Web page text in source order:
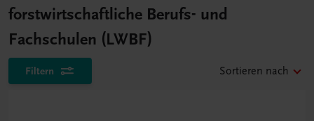
forstwirtschaftliche Berufs- und
Fachschulen (LWBF)
Filtern Sortieren nach